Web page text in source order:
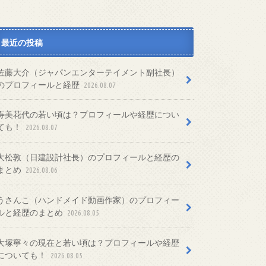
最近の投稿
藤大介（ジャパンエンターテイメント副社長）
プロフィールと経歴 2026.08.07
美花代の若い頃は？プロフィールや経歴につい
も！
2026.08.07
松敦（日建設計社長）のプロフィールと経歴の
とめ
2026.08.06
さんこ（ハンドメイド動画作家）のプロフィー
と経歴のまとめ
2026.08.05
塚寧々の現在と若い頃は？プロフィールや経歴
ついても！
2026.08.05